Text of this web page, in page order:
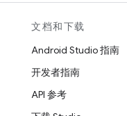
文档和下载
Android Studio 指南
开发者指南
API 参考